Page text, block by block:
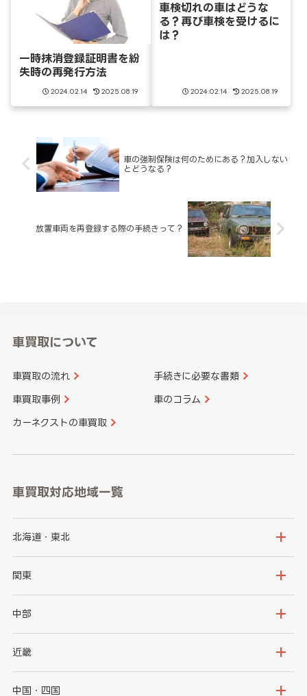
一時抹消登録証明書を紛
失時の再発行方法
2024.02.14 2025.08.19
車検切れの車はどうな
る？再び車検を受けるに
は？
2024.02.14 2025.08.19
車の強制保険は何のためにある？加入しない
とどうなる？
放置車両を再登録する際の手続きって？
車買取について
車買取の流れ 手続きに必要な書類
車買取事例 車のコラム
カーネクストの車買取
車買取対応地域一覧
北海道・東北
北海道
岩手県
秋田県
関東
茨城県
群馬県
千葉県
中部
新潟県
石川県
近畿
大阪府
中国・四国